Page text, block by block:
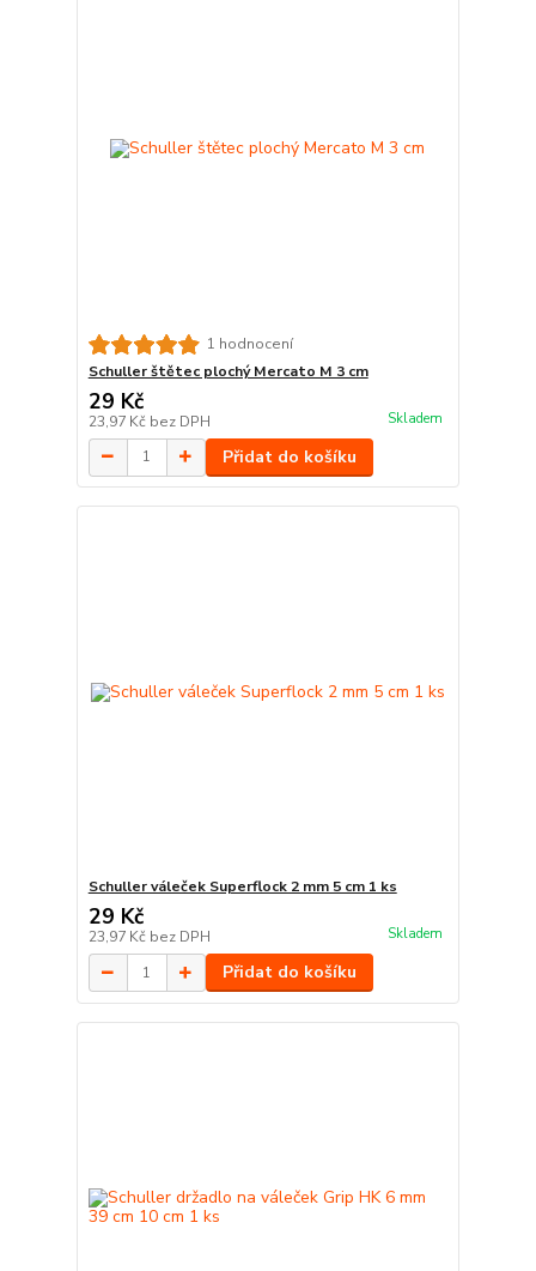
1 hodnocení
Schuller štětec plochý Mercato M 3 cm
29 Kč
23,97 Kč bez DPH Skladem
Přidat do košíku
Schuller váleček Superflock 2 mm 5 cm 1 ks
29 Kč
23,97 Kč bez DPH Skladem
Přidat do košíku